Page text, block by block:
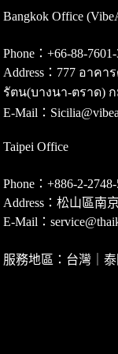
Bangkok Office
Phone：+66-88-
Address：777 อาค
รัตน(บางนา-ตราด)
E-Mail：
Taipei Office
Phone：+886-2-
Address：松山區南
E-Mail：
服務地區：台灣｜